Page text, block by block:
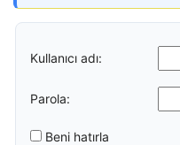
Kullanıcı adı:
Parola:
Beni hatırla